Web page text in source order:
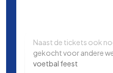
Naast de tickets ook
gekocht voor andere
voetbal feest